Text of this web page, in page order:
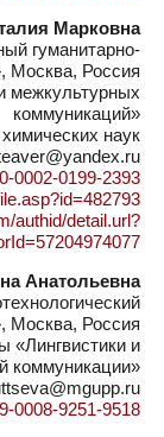
Марковна
гуманитарно-
Москва, Россия
межкультурных
коммуникаций»
наук
0002-0199-2393
authid/detail.url?
Анатольевна
Москва, Россия
«Лингвистики и
коммуникации»
0008-9251-9518